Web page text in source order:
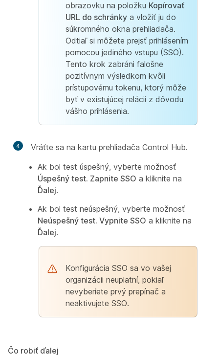
obrazovku na položku Kopírovať
URL do schránky a vložiť ju do
súkromného okna prehliadača.
Odtiaľ si môžete prejsť prihlásením
pomocou jediného vstupu (SSO).
Tento krok zabráni falošne
pozitívnym výsledkom kvôli
prístupovému tokenu, ktorý môže
byť v existujúcej relácii z dôvodu
vášho prihlásenia.
4
Vráťte sa na kartu prehliadača Control Hub.
Ak bol test úspešný, vyberte možnosť
Úspešný test. Zapnite SSO a kliknite na
Ďalej.
Ak bol test neúspešný, vyberte možnosť
Neúspešný test. Vypnite SSO a kliknite na
Ďalej.
Konfigurácia SSO sa vo vašej
organizácii neuplatní, pokiaľ
nevyberiete prvý prepínač a
neaktivujete SSO.
Čo robiť ďalej